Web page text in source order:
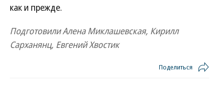
как и прежде.
Подготовили Алена Миклашевская, Кирилл
Сарханянц, Евгений Хвостик
Поделиться